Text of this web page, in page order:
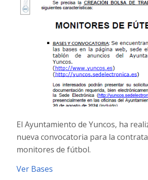
El Ayuntamiento de Yuncos, ha
nueva convocatoria para la
monitores de fútbol.
Ver Bases